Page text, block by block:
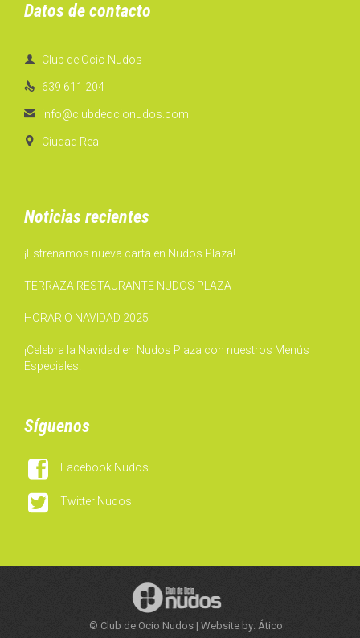
Datos de contacto
 Club de Ocio Nudos
 639 611 204
 info@clubdeocionudos.com
 Ciudad Real
Noticias recientes
¡Estrenamos nueva carta en Nudos Plaza!
TERRAZA RESTAURANTE NUDOS PLAZA
HORARIO NAVIDAD 2025
¡Celebra la Navidad en Nudos Plaza con nuestros Menús
Especiales!
Síguenos
 Facebook Nudos
 Twitter Nudos
© Club de Ocio Nudos | Website by: Ático